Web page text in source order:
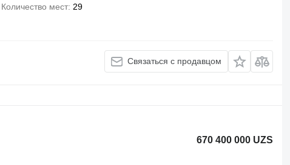
Количество мест 29
Связаться с продавцом
670 400 000 UZS